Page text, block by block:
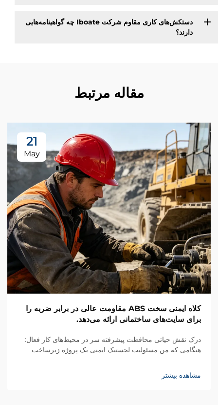
دستکش‌های کاری مقاوم شرکت Iboate چه گواهینامه‌هایی
دارند؟
مقاله مرتبط
21
May
کلاه ایمنی سخت ABS مقاومت عالی در برابر ضربه را
برای سایت‌های ساختمانی ارائه می‌دهد.
درک نقش حیاتی محافظت پیشرفته سر در محیط‌های کار فعال:
هنگامی که من مسئولیت لجستیک ایمنی یک پروژه زیرساخت
داشتم، تیم اجرایی ما با یک چالش غیرمنتظره ایمنی مواجه شد...
مشاهده بیشتر